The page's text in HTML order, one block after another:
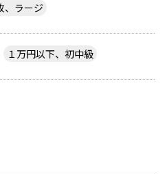
、ラージ
１万円以下、初中級